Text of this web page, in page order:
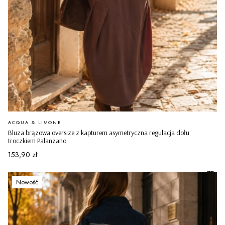
Bluza brązowa oversize z kapturem asymetryczna regulacja dołu
troczkiem Palanzano
PRODUCENT
ACQUA & LIMONE
Cena
153,90 zł
Nowość